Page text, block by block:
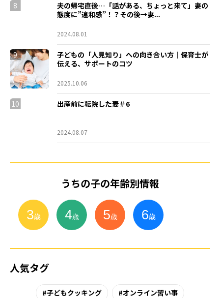
8
夫の帰宅直後…「話がある、ちょっと来て」妻の
態度に”違和感”！？その後→妻...
2024.08.01
9
子どもの「人見知り」への向き合い方｜保育士が
伝える、サポートのコツ
2025.10.06
10 出産前に転院した妻＃6
2024.08.07
うちの子の年齢別情報
3歳 4歳 5歳 6歳
人気タグ
子どもクッキング オンライン習い事